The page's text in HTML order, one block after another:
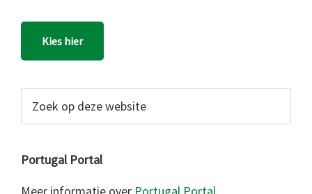
Kies hier
website
Portugal Portal